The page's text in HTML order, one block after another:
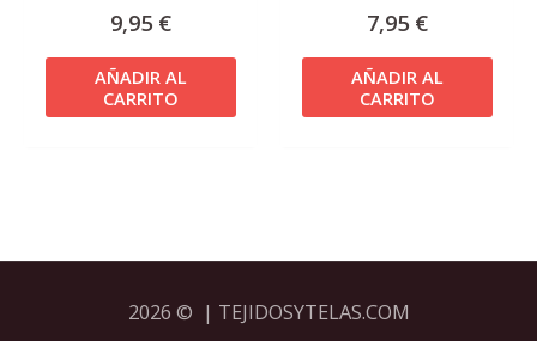
9,95 €
AÑADIR AL
CARRITO
7,95 €
AÑADIR AL
CARRITO
2026 © | TEJIDOSYTELAS.COM